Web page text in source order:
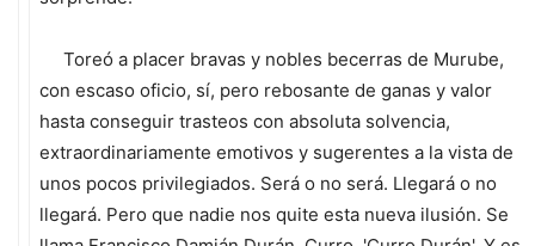
Toreó a placer bravas y nobles becerras de Murube,
con escaso oficio, sí, pero rebosante de ganas y valor
hasta conseguir trasteos con absoluta solvencia,
extraordinariamente emotivos y sugerentes a la vista de
unos pocos privilegiados. Será o no será. Llegará o no
llegará. Pero que nadie nos quite esta nueva ilusión. Se